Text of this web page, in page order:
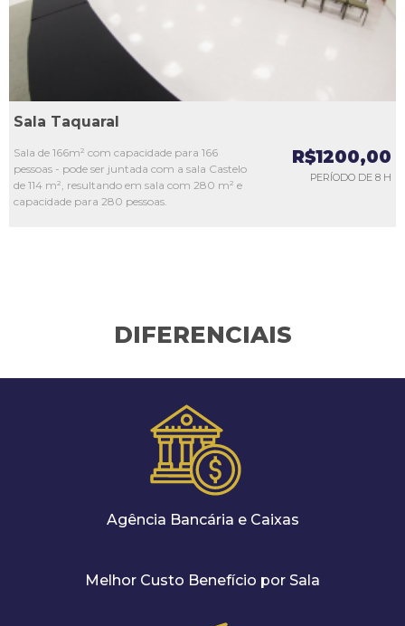
Sala Taquaral
Sala de 166m² com capacidade para 166
pessoas - pode ser juntada com a sala Castelo
de 114 m², resultando em sala com 280 m² e
capacidade para 280 pessoas.
R$1200,00
PERÍODO DE 8 H
DIFERENCIAIS
Agência Bancária e Caixas
Melhor Custo Benefício por Sala